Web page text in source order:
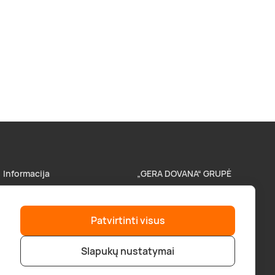
Patvirtinti visus
Slapukų nustatymai
Informacija
Parduotuvės
Pristatymas
„GERA DOVANA“ GRUPĖ
superprezenty.pl
bookitnow.lt